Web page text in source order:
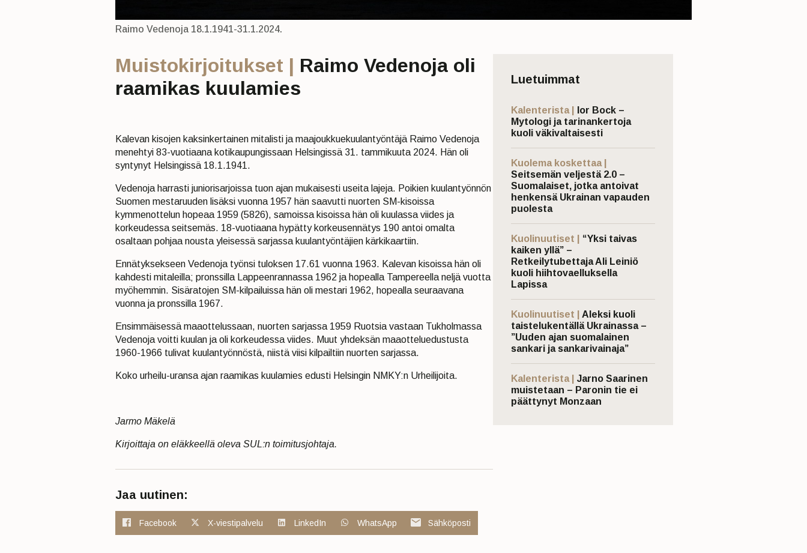
Raimo Vedenoja 18.1.1941-31.1.2024.
Muistokirjoitukset | Raimo Vedenoja oli
raamikas kuulamies
Kalevan kisojen kaksinkertainen mitalisti ja maajoukkuekuulantyöntäjä Raimo Vedenoja
menehtyi 83-vuotiaana kotikaupungissaan Helsingissä 31. tammikuuta 2024. Hän oli
syntynyt Helsingissä 18.1.1941.
Vedenoja harrasti juniorisarjoissa tuon ajan mukaisesti useita lajeja. Poikien kuulantyönnön
Suomen mestaruuden lisäksi vuonna 1957 hän saavutti nuorten SM-kisoissa
kymmenottelun hopeaa 1959 (5826), samoissa kisoissa hän oli kuulassa viides ja
korkeudessa seitsemäs. 18-vuotiaana hypätty korkeusennätys 190 antoi omalta
osaltaan pohjaa nousta yleisessä sarjassa kuulantyöntäjien kärkikaartiin.
Ennätyksekseen Vedenoja työnsi tuloksen 17.61 vuonna 1963. Kalevan kisoissa hän oli
kahdesti mitaleilla; pronssilla Lappeenrannassa 1962 ja hopealla Tampereella neljä vuotta
myöhemmin. Sisäratojen SM-kilpailuissa hän oli mestari 1962, hopealla seuraavana
vuonna ja pronssilla 1967.
Ensimmäisessä maaottelussaan, nuorten sarjassa 1959 Ruotsia vastaan Tukholmassa
Vedenoja voitti kuulan ja oli korkeudessa viides. Muut yhdeksän maaotteluedustusta
1960-1966 tulivat kuulantyönnöstä, niistä viisi kilpailtiin nuorten sarjassa.
Koko urheilu-uransa ajan raamikas kuulamies edusti Helsingin NMKY:n Urheilijoita.
Jarmo Mäkelä
Kirjoittaja on eläkkeellä oleva SUL:n toimitusjohtaja.
Jaa uutinen:
Facebook X-viestipalvelu LinkedIn WhatsApp Sähköposti
Luetuimmat
Kalenterista |
Ior Bock –
Mytologi ja tarinankertoja
kuoli väkivaltaisesti
Kuolema koskettaa |
Seitsemän veljestä 2.0 –
Suomalaiset, jotka antoivat
henkensä Ukrainan vapauden
puolesta
Kuolinuutiset |
“Yksi taivas
kaiken yllä” –
Retkeilytubettaja Ali Leiniö
kuoli hiihtovaelluksella
Lapissa
Kuolinuutiset |
Aleksi kuoli
taistelukentällä Ukrainassa –
”Uuden ajan suomalainen
sankari ja sankarivainaja”
Kalenterista |
Jarno Saarinen
muistetaan – Paronin tie ei
päättynyt Monzaan